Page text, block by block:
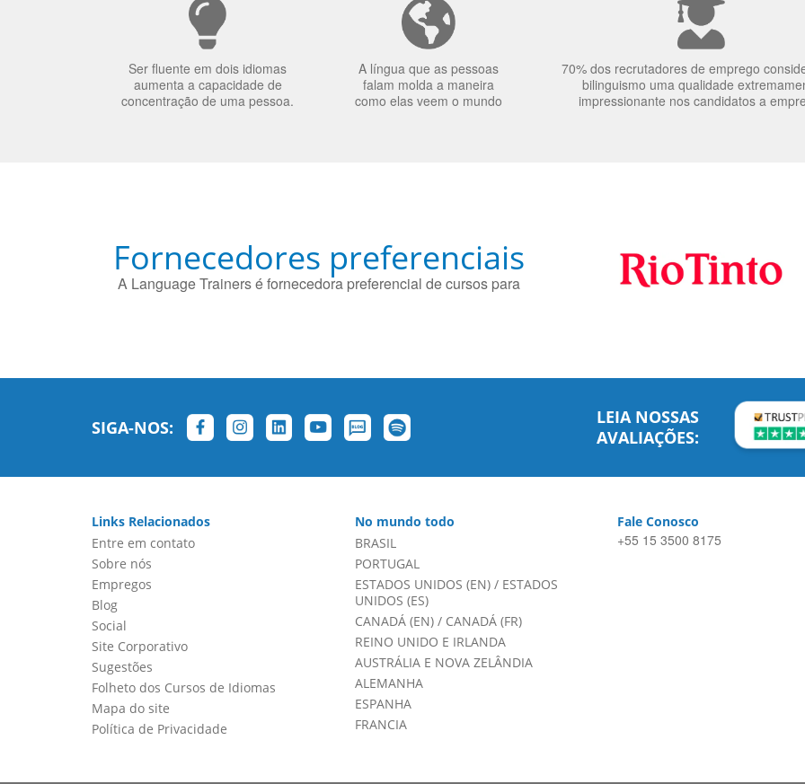
Ser fluente em dois idiomas
aumenta a capacidade de
concentração de uma pessoa.
A língua que as pessoas
falam molda a maneira
como elas veem o mundo
70% dos recrutadores de emprego
bilinguismo uma qualidade
impressionante nos candidatos a
Fornecedores preferenciais
A Language Trainers é fornecedora preferencial de cursos para
SIGA-NOS:
LEIA NOSSAS
AVALIAÇÕES:
Links Relacionados
Entre em contato
Sobre nós
Empregos
Blog
Social
Site Corporativo
Sugestões
Folheto dos Cursos de Idiomas
Mapa do site
Política de Privacidade
No mundo todo
BRASIL
PORTUGAL
ESTADOS UNIDOS (EN)/ ESTADOS
UNIDOS (ES)
CANADÁ (EN)/ CANADÁ (FR)
REINO UNIDO E IRLANDA
AUSTRÁLIA E NOVA ZELÂNDIA
ALEMANHA
ESPANHA
FRANCIA
Fale Conosco
+55 15 3500 8175